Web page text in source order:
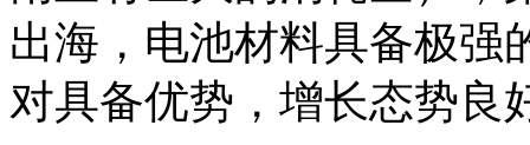
出海，电池材料具备极强
对具备优势，增长态势良